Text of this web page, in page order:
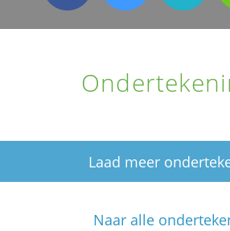
Laad meer
Naar alle